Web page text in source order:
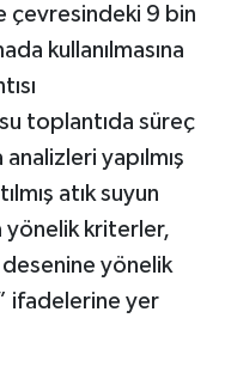
çevresindeki 9 bin
kullanılmasına
toplantıda süreç
yapılmış
atık suyun
yönelik kriterler,
yönelik
ifadelerine yer